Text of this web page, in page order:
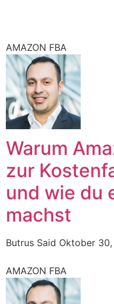
AMAZON FBA
Warum
zur
und wie du
machst
Butrus Said Oktober
AMAZON FBA